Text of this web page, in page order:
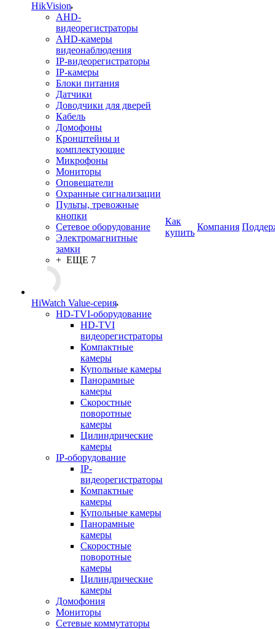
HikVision
AHD-
видеорегистраторы
AHD-камеры
видеонаблюдения
IP-видеорегистраторы
IP-камеры
Блоки питания
Датчики
Доводчики для дверей
Кабель
Домофоны
Кронштейны и
комплектующие
Микрофоны
Мониторы
Оповещатели
Охранные сигнализации
Пульты, тревожные
кнопки
Сетевое оборудование
Электромагнитные
замки
+ ЕЩЕ 7
HiWatch Value-серия
HD-TVI-оборудование
HD-TVI
видеорегистраторы
Компактные
камеры
Купольные камеры
Панорамные
камеры
Скоростные
поворотные
камеры
Цилиндрические
камеры
IP-оборудование
IP-
видеорегистраторы
Компактные
камеры
Купольные камеры
Панорамные
камеры
Скоростные
поворотные
камеры
Цилиндрические
камеры
Домофония
Мониторы
Сетевые коммутаторы
Как
купить
Компания